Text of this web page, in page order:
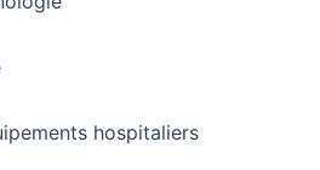
hospitaliers